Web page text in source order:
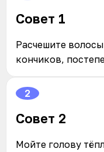
Совет 1
Расчешите
кончиков,
2
Совет 2
Мойте голову